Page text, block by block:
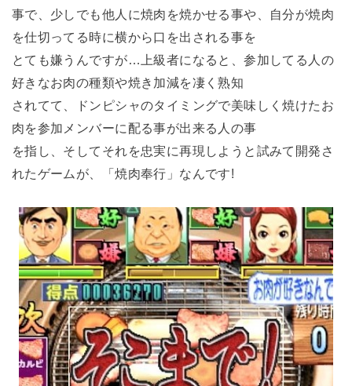
事で、少しでも他人に焼肉を焼かせる事や、自分が焼肉
を仕切ってる時に横から口を出される事を
とても嫌うんですが…上級者になると、参加してる人の
好きなお肉の種類や焼き加減を凄く熟知
されてて、ドンピシャのタイミングで美味しく焼けたお
肉を参加メンバーに配る事が出来る人の事
を指し、そしてそれを忠実に再現しようと試みて開発さ
れたゲームが、「焼肉奉行」なんです!